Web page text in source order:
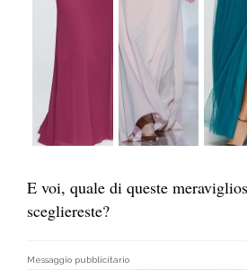
E voi, quale di queste
scegliereste?
Messaggio pubblicitario